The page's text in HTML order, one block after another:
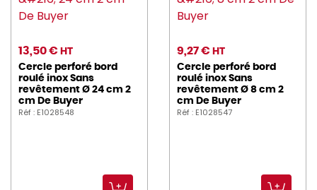
13,50 € HT
Cercle perforé bord
roulé inox Sans
revêtement Ø 24 cm 2
cm De Buyer
Réf : E1028548
9,27 € HT
Cercle perforé bord
roulé inox Sans
revêtement Ø 8 cm 2
cm De Buyer
Réf : E1028547